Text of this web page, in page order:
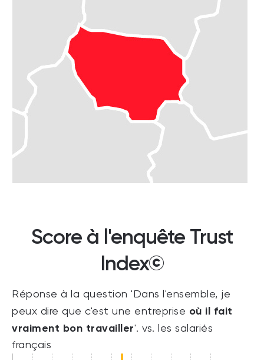
Score à l'enquête Trust
Index©
Réponse à la question 'Dans l'ensemble, je
peux dire que c'est une entreprise où il fait
vraiment bon travailler'. vs. les salariés
français